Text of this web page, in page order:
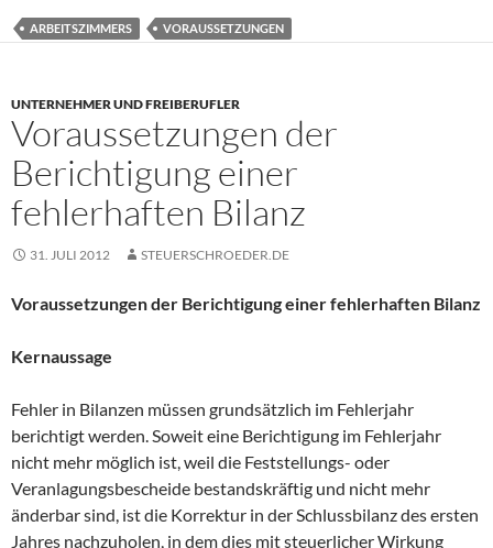
ARBEITSZIMMERS VORAUSSETZUNGEN
UNTERNEHMER UND FREIBERUFLER
Voraussetzungen der
Berichtigung einer
fehlerhaften Bilanz
31. JULI 2012 STEUERSCHROEDER.DE
Voraussetzungen der Berichtigung einer fehlerhaften Bilanz
Kernaussage
Fehler in Bilanzen müssen grundsätzlich im Fehlerjahr
berichtigt werden. Soweit eine Berichtigung im Fehlerjahr
nicht mehr möglich ist, weil die Feststellungs- oder
Veranlagungsbescheide bestandskräftig und nicht mehr
änderbar sind, ist die Korrektur in der Schlussbilanz des ersten
Jahres nachzuholen, in dem dies mit steuerlicher Wirkung